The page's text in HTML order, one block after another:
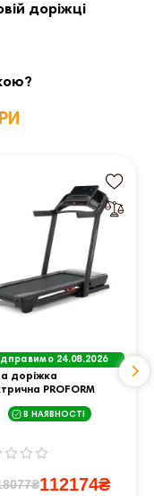
доріжці
24.08.2026
доріжка
PROFORM
В НАЯВНОСТІ
112174₴